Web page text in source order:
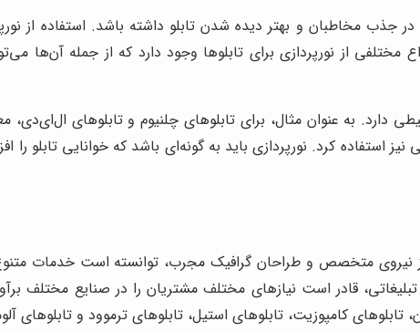
جذب مخاطبان و بهتر دیده شدن تابلو داشته باشد. استفاده از
از نورپردازی برای تابلوها وجود دارد که از جمله آن‌ها
به عنوان مثال، برای تابلوهای چلنیوم و تابلوهای ال‌ای‌دی،
استفاده کرد. نورپردازی باید به گونه‌ای باشد که خوانایی تابلو
نیروی متخصص و طراحان گرافیک مجرب، توانسته است خدمات
قادر است نیازهای مختلف مشتریان را در صنایع مختلف
کامپوزیت، تابلوهای استیل، تابلوهای ترموود و تابلوهای